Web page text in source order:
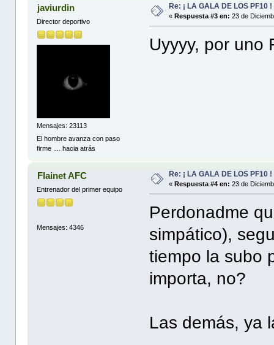
javiurdin
Director deportivo
Mensajes: 23113
El hombre avanza con paso
firme .... hacia atrás
Re: ¡ LA GALA DE LOS PF10 !
« Respuesta #3 en: 23 de
Uyyyy, por uno
Flainet AFC
Entrenador del primer equipo
Mensajes: 4346
Re: ¡ LA GALA DE LOS PF10 !
« Respuesta #4 en: 23 de
Perdonadme
simpático),
tiempo la subo
importa, no?
Las demás, ya